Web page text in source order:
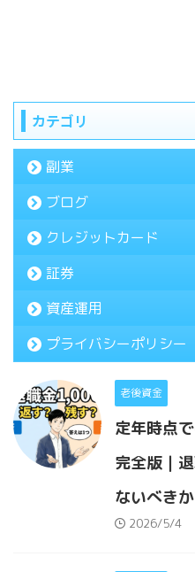
カテゴリ
副業
ブログ
クレジットカード
証券
資産運用
プライバシーポリシー
老後資金
定年時点
完全版｜
ないべき
2026/5/4